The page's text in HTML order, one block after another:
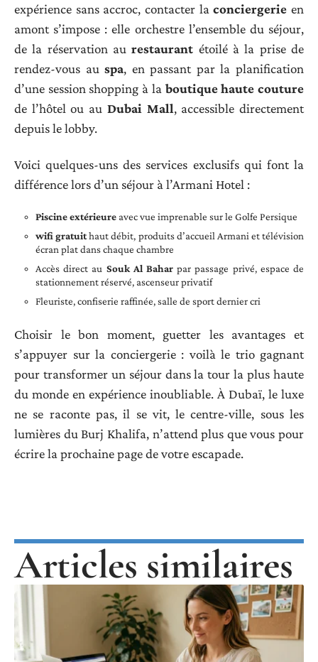
expérience sans accroc, contacter laconciergerie en
amont s’impose : elle orchestre l’ensemble du séjour,
de la réservation aurestaurant étoilé à la prise de
rendez-vous auspa, en passant par la planification
d’une session shopping à la boutique haute couture
de l’hôtel ou au Dubai Mall, accessible directement
depuis le lobby.
Voici quelques-uns des services exclusifs qui font la
différence lors d’un séjour à l’Armani Hotel :
Piscine extérieure avec vue imprenable sur le Golfe Persique
wifi gratuithaut débit, produits d’accueil Armani et télévision
écran plat dans chaque chambre
Accès direct au Souk Al Bahar par passage privé, espace de
stationnement réservé, ascenseur privatif
Fleuriste, confiserie raffinée, salle de sport dernier cri
Choisir le bon moment, guetter les avantages et
s’appuyer sur la conciergerie : voilà le trio gagnant
pour transformer un séjour dans la tour la plus haute
du monde en expérience inoubliable. À Dubaï, le luxe
ne se raconte pas, il se vit, le centre-ville, sous les
lumières du Burj Khalifa, n’attend plus que vous pour
écrire la prochaine page de votre escapade.
Articles similaires